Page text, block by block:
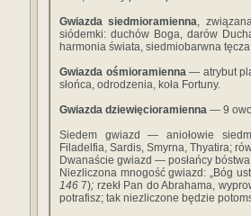
Gwiazda siedmioramienna,
siódemki: duchów Boga, darów
harmonia świata, siedmiobarwna
Gwiazda ośmioramienna— atrybut
słońca, odrodzenia, koła Fortuny.
Gwiazda dziewięcioramienna — 9
Siedem gwiazd — aniołowie
Filadelfia, Sardis, Smyrna, Thyatira;
Dwanaście gwiazd — posłańcy
Niezliczona mnogość gwiazd: „Bóg
1467); rzekł Pan do Abrahama,
potrafisz; tak niezliczone będzie